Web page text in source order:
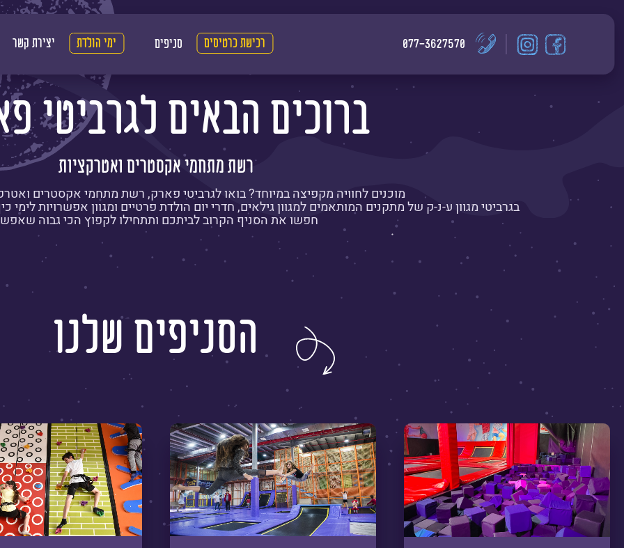
077-3627570 גרביטי
באינסטגרם
לעמוד
הפייסבוק
רכישת כרטיסים סניפים ימי הולדת יצירת קשר
ברוכים הבאים לגרביטי
רשת מתחמי אקסטרים ואטרקציות
מוכנים לחוויה מקפיצה במיוחד? בואו לגרביטי פארק, רשת מתחמי אקסטרים
בגרביטי מגוון ע-נ-ק של מתקנים המותאמים למגוון גילאים, חדרי יום הולדת פרטיים ומגוון אפשרויות לימי
חפשו את הסניף הקרוב לביתכם ותתחילו לקפוץ הכי גבוה
הסניפים שלנו